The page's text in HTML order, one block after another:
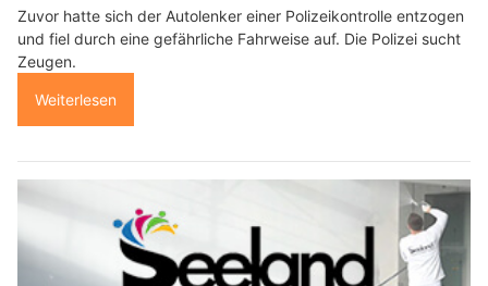
Zuvor hatte sich der Autolenker einer Polizeikontrolle entzogen
und fiel durch eine gefährliche Fahrweise auf. Die Polizei sucht
Zeugen.
Weiterlesen